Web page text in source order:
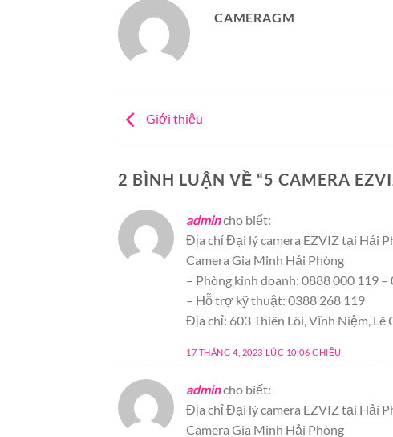
CAMERAGM
Giới thiệu
2 BÌNH LUẬN VỀ “5 CAMERA
admincho biết:
Địa chỉ Đại lý camera EZVIZ tại Hải
Camera Gia Minh Hải Phòng
– Phòng kinh doanh: 0888 000 119
– Hỗ trợ kỹ thuật: 0388 268 119
Địa chỉ: 603 Thiên Lôi, Vĩnh Niệm, Lê
17 THÁNG 4, 2023 LÚC 10:06 CHIỀU
admincho biết:
Địa chỉ Đại lý camera EZVIZ tại Hải
Camera Gia Minh Hải Phòng